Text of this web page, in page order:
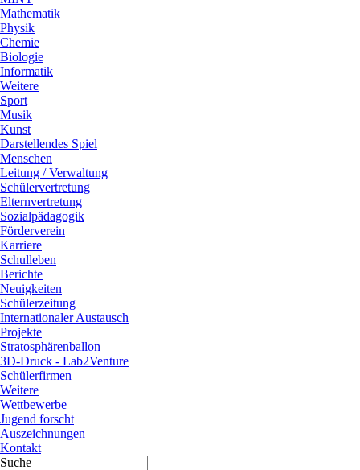
Mathematik
Physik
Chemie
Biologie
Informatik
Weitere
Sport
Musik
Kunst
Darstellendes Spiel
Menschen
Leitung / Verwaltung
Schülervertretung
Elternvertretung
Sozialpädagogik
Förderverein
Karriere
Schulleben
Berichte
Neuigkeiten
Schülerzeitung
Internationaler Austausch
Projekte
Stratosphärenballon
3D-Druck - Lab2Venture
Schülerfirmen
Weitere
Wettbewerbe
Jugend forscht
Auszeichnungen
Kontakt
Suche